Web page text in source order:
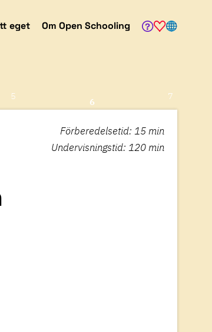
eget Om Open Schooling
5 6 7
Förberedelsetid: 15 min
Undervisningstid: 120 min